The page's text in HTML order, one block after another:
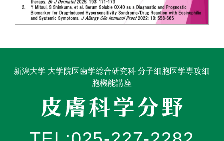
新潟大学 大学院医歯学総合研究科 分子細胞医学専攻細
胞機能講座